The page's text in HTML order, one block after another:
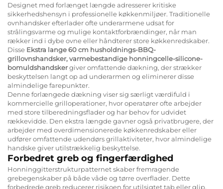
Designet med forlænget længde adresserer kritiske
sikkerhedshensyn i professionelle køkkenmiljøer. Traditionelle
ovnhandsker efterlader ofte underarmene udsat for
strålingsvarme og mulige kontaktforbrændinger, når man
rækker ind i dybe ovne eller håndterer store køkkenredskaber.
Disse Ekstra lange 60 cm husholdnings-BBQ-
grillovnshandsker, varmebestandige honningcelle-silicone-
bomuldshandskergiver omfattende dækning, der strækker
beskyttelsen langt op ad underarmen og eliminerer disse
almindelige farepunkter.
Denne forlængede dækning viser sig særligt værdifuld i
kommercielle grilloperationer, hvor operatører ofte arbejder
med store tilberedningsflader og har behov for udvidet
rækkevidde. Den ekstra længde gavner også privatbrugere, der
arbejder med overdimensionerede køkkenredskaber eller
udfører omfattende udendørs grillaktiviteter, hvor almindelige
handske giver utilstrækkelig beskyttelse.
Forbedret greb og fingerfærdighed
Honninggitterstrukturpatternet skaber fremragende
grebegenskaber på både våde og tørre overflader. Dette
forbedrede greb reducerer risikoen for utilsigtet tab eller glip,